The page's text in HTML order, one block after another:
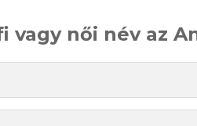
vagy női név az